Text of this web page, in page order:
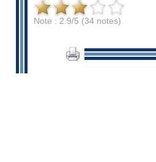
Note : 2.9/5 (34 notes)